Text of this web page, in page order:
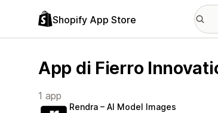
Shopify App Store
App di Fierro
1 app
Rendra – AI Model Images